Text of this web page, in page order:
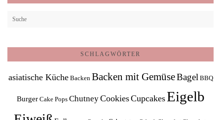
SCHLAGWÖRTER
asiatische Küche Backen Backen mit GemüseBagel BBQ
Burger Cake Pops ChutneyCookiesCupcakesEigelb